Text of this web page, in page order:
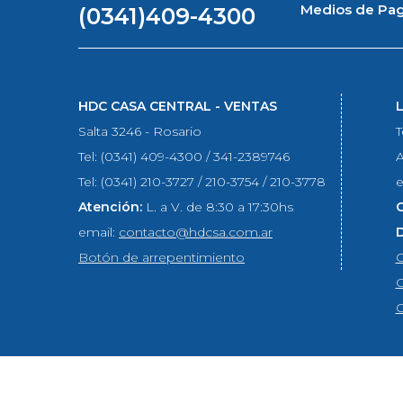
(0341)409-4300 Medios de
HDC CASA CENTRAL - VENTAS
Salta 3246 - Rosario
Tel: (0341) 409-4300 / 341-2389746
Tel: (0341) 210-3727 / 210-3754 / 210-3778
Atención: L. a V. de 8:30 a 17:30hs
email: contacto@hdcsa.com.ar
Botón de arrepentimiento